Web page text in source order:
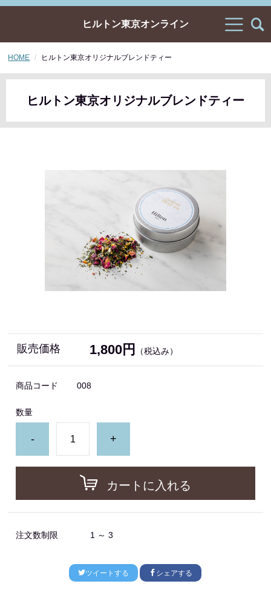
ヒルトン東京オンライン
HOME ヒルトン東京オリジナルブレンドティー
ヒルトン東京オリジナルブレンドティー
販売価格 1,800円 （税込み）
商品コード 008
数量
- +
カートに入れる
注文数制限 1 ～ 3
ツイートする シェアする